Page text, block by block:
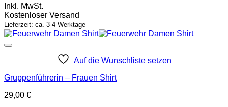
Inkl. MwSt.
Kostenloser Versand
Lieferzeit: ca. 3-4 Werktage
Auf die Wunschliste setzen
Gruppenführerin – Frauen Shirt
29,00 €